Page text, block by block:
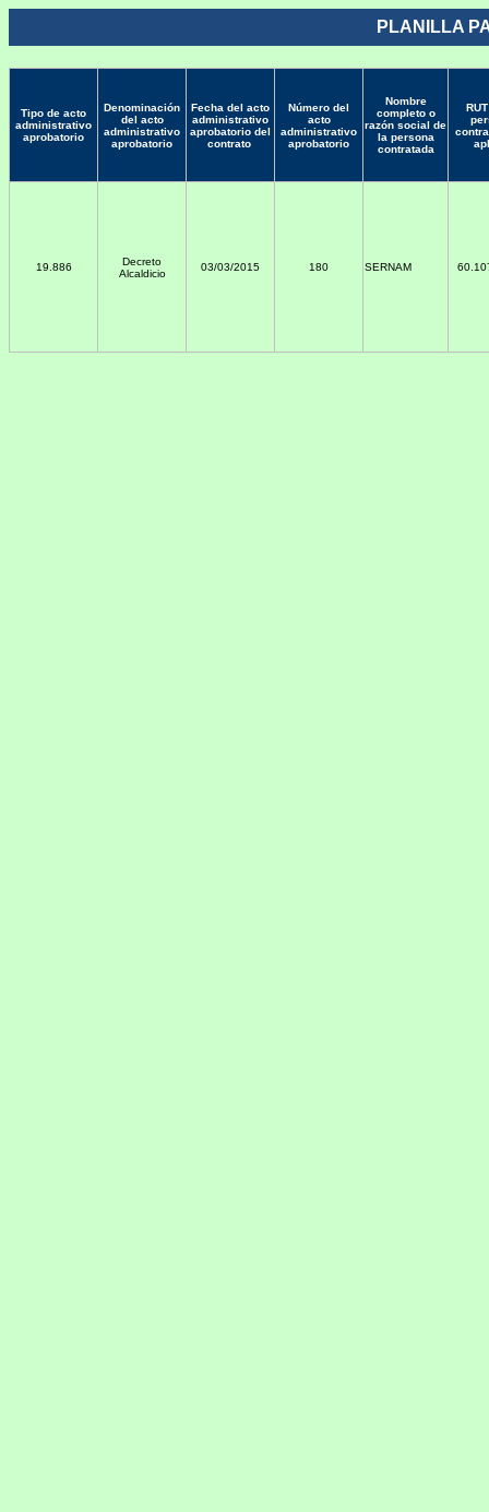
PLANILLA
Tipo de acto
administrativo
aprobatorio
Denominación
del acto
administrativo
aprobatorio
Fecha del acto
administrativo
aprobatorio del
contrato
Número del
acto
administrativo
aprobatorio
Nombre
completo o
razón social de
la persona
contratada
19.886
Decreto
Alcaldicio
03/03/2015 180 SERNAM